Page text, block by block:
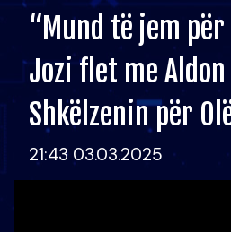
“Mund të jem
Jozi flet me
Shkëlzenin për
21:43 03.03.2025